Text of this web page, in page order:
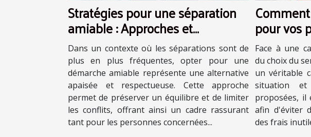
Stratégies pour une séparation
amiable : Approches et
avantages
Dans un contexte où les séparations sont de
plus en plus fréquentes, opter pour une
démarche amiable représente une alternative
apaisée et respectueuse. Cette approche
permet de préserver un équilibre et de limiter
les conflits, offrant ainsi un cadre rassurant
tant pour les personnes concernées...
pour vos
Face à une
du choix du
un véritable
situation
proposées, il
afin d'éviter
des frais